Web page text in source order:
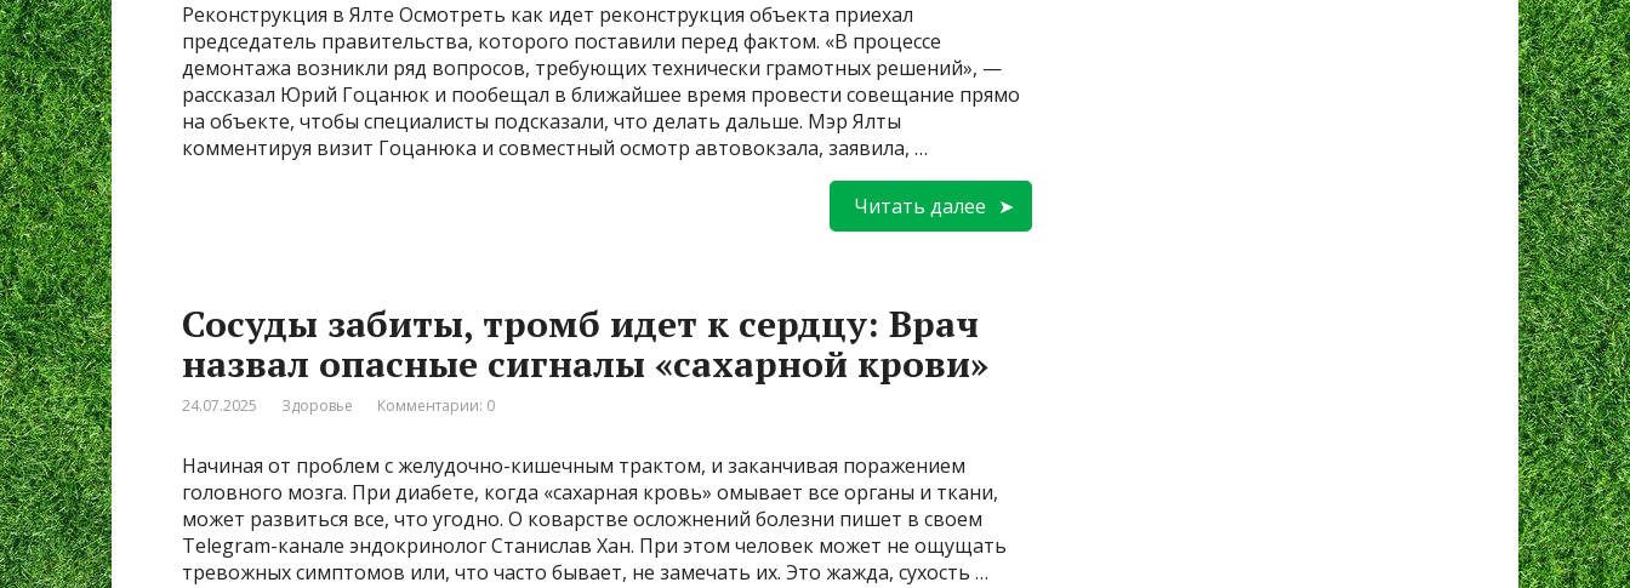
Реконструкция в Ялте Осмотреть как идет реконструкция объекта приехал
председатель правительства, которого поставили перед фактом. «В процессе
демонтажа возникли ряд вопросов, требующих технически грамотных решений», —
рассказал Юрий Гоцанюк и пообещал в ближайшее время провести совещание прямо
на объекте, чтобы специалисты подсказали, что делать дальше. Мэр Ялты
комментируя визит Гоцанюка и совместный осмотр автовокзала, заявила, …
Читать далее
Сосуды забиты, тромб идет к сердцу: Врач
назвал опасные сигналы «сахарной крови»
24.07.2025 Здоровье Комментарии: 0
Начиная от проблем с желудочно-кишечным трактом, и заканчивая поражением
головного мозга. При диабете, когда «сахарная кровь» омывает все органы и ткани,
может развиться все, что угодно. О коварстве осложнений болезни пишет в своем
Telegram-канале эндокринолог Станислав Хан. При этом человек может не ощущать
тревожных симптомов или, что часто бывает, не замечать их. Это жажда, сухость …